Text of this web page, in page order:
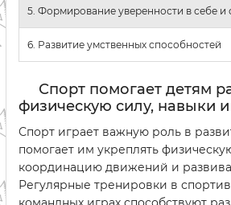
5. Формирование уверенности в себе и
6. Развитие умственных способностей
Спорт помогает детям
физическую силу, навыки
Спорт играет важную роль в
помогает им укреплять
координацию движений и
Регулярные тренировки в